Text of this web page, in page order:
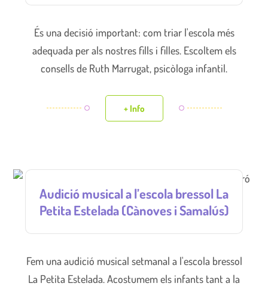
És una decisió important: com triar l'escola més
adequada per als nostres fills i filles. Escoltem els
consells de Ruth Marrugat, psicòloga infantil.
+ Info
Audició musical a l’escola bressol La
Petita Estelada (Cànoves i Samalús)
Fem una audició musical setmanal a l'escola bressol
La Petita Estelada. Acostumem els infants tant a la